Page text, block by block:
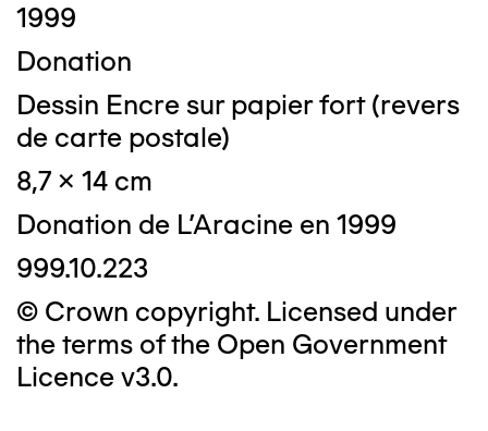
1999
Donation
Dessin Encre sur papier fort (revers
de carte postale)
8,7 x 14 cm
Donation de L'Aracine en 1999
999.10.223
© Crown copyright. Licensed under
the terms of the Open Government
Licence v3.0.